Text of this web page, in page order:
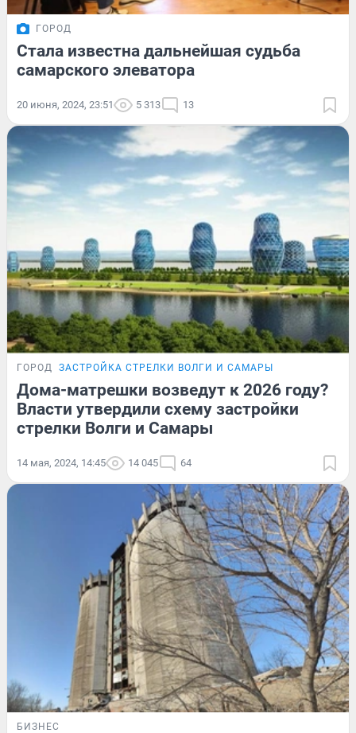
ГОРОД
Стала известна дальнейшая судьба
самарского элеватора
20 июня, 2024, 23:51 5 313 13
ГОРОД ЗАСТРОЙКА СТРЕЛКИ ВОЛГИ И САМАРЫ
Дома-матрешки возведут к 2026 году?
Власти утвердили схему застройки
стрелки Волги и Самары
14 мая, 2024, 14:45 14 045 64
БИЗНЕС